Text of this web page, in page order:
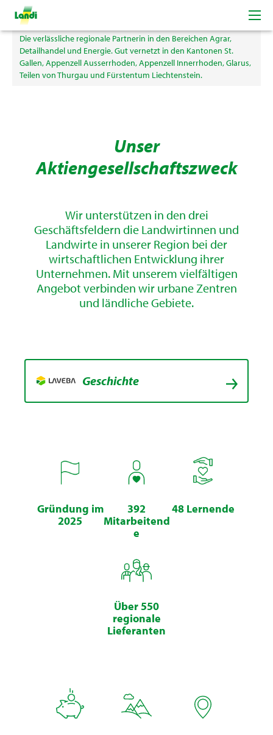
Willkommen bei der LAVEBA LANDI AG
Die verlässliche regionale Partnerin in den Bereichen Agrar,
Detailhandel und Energie. Gut vernetzt in den Kantonen St.
Gallen, Appenzell Ausserrhoden, Appenzell Innerrhoden, Glarus,
Teilen von Thurgau und Fürstentum Liechtenstein.
Unser
Aktiengesellschaftszweck
Wir unterstützen in den drei
Geschäftsfeldern die Landwirtinnen und
Landwirte in unserer Region bei der
wirtschaftlichen Entwicklung ihrer
Unternehmen. Mit unserem vielfältigen
Angebot verbinden wir urbane Zentren
und ländliche Gebiete.
Geschichte
Gründung im
2025
392
Mitarbeitend
e
48 Lernende
Über 550
regionale
Lieferanten